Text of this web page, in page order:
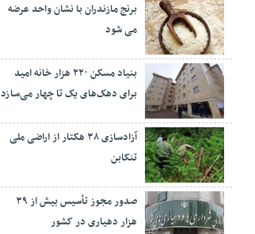
برنج مازندران با نشان واحد عرضه
می شود
بنیاد مسکن ۲۲۰ هزار خانه امید
برای دهک‌های یک تا چهار می‌سازد
آزادسازی ۳۸ هکتار از اراضی ملی
تنکابن
صدور مجوز تأسیس بیش از ۳۹
هزار دهیاری در کشور